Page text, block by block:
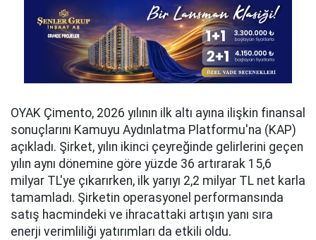
OYAK Çimento, 2026 yılının ilk altı ayına ilişkin finansal
sonuçlarını Kamuyu Aydınlatma Platformu'na (KAP)
açıkladı. Şirket, yılın ikinci çeyreğinde gelirlerini geçen
yılın aynı dönemine göre yüzde 36 artırarak 15,6
milyar TL'ye çıkarırken, ilk yarıyı 2,2 milyar TL net karla
tamamladı. Şirketin operasyonel performansında
satış hacmindeki ve ihracattaki artışın yanı sıra
enerji verimliliği yatırımları da etkili oldu.